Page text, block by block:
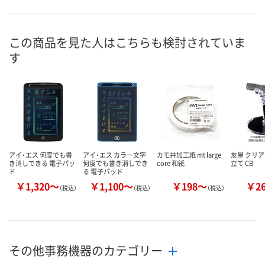
号
お届け日
数量
カゴへ
数量
カゴへ カ
この商品を見た人はこちらも検討されていま
す
アイ・エス 何度でも書
き消しできる 電子パッ
ド
￥1,320～（税込）
アイ・エス カラー文字
何度でも書き消しでき
る 電子パッド
￥1,100～（税込）
カモ井加工紙 mt large
core 和紙
￥198～（税込）
友屋 クリ
立て CB
￥
その他事務機器のカテゴリー